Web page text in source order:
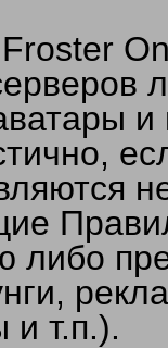
и
либо
и т.п.).